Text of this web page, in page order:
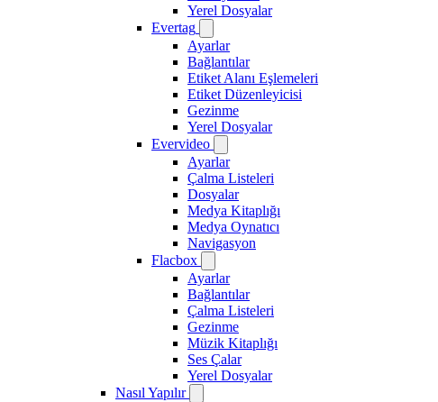
Yerel Dosyalar
Evertag
Ayarlar
Bağlantılar
Etiket Alanı Eşlemeleri
Etiket Düzenleyicisi
Gezinme
Yerel Dosyalar
Evervideo
Ayarlar
Çalma Listeleri
Dosyalar
Medya Kitaplığı
Medya Oynatıcı
Navigasyon
Flacbox
Ayarlar
Bağlantılar
Çalma Listeleri
Gezinme
Müzik Kitaplığı
Ses Çalar
Yerel Dosyalar
Nasıl Yapılır